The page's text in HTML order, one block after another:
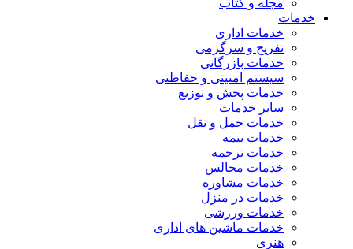
مجله و کتاب
خدمات
خدمات اداری
تفریح و سرگرمی
خدمات بازرگانی
سیستم امنیتی و حفاظتی
خدمات پخش و توزیع
سایر خدمات
خدمات حمل و نقل
خدمات بیمه
خدمات ترجمه
خدمات مجالس
خدمات مشاوره
خدمات در منزل
خدمات ورزشی
خدمات ماشین های اداری
هنری